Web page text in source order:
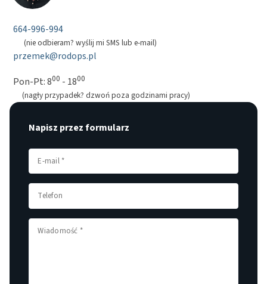
664-996-994
(nie odbieram? wyślij mi SMS lub e-mail)
przemek@rodops.pl
Pon-Pt: 800 - 1800
(nagły przypadek? dzwoń poza godzinami pracy)
Napisz przez formularz